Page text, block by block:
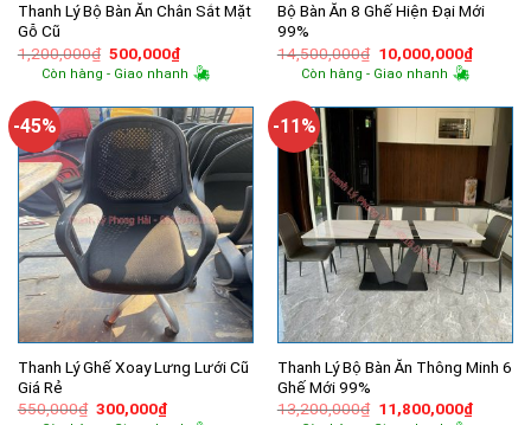
Thanh Lý Bộ Bàn Ăn Chân Sắt Mặt
Gỗ Cũ
1,200,000₫ Giá
gốc
là:
500,000₫Giá
hiện
tại
500,000₫.
Còn hàng - Giao nhanh
Bộ Bàn Ăn 8 Ghế Hiện Đại Mới
99%
14,500,000₫ Giá
gốc
là:
10,000,000₫Giá
hiện
Còn hàng - Giao nhanh
-45%
Thanh Lý Ghế Xoay Lưng Lưới Cũ
Giá Rẻ
550,000₫ Giá
300,000₫Giá
-11%
Thanh Lý Bộ Bàn Ăn Thông Minh 6
Ghế Mới 99%
13,200,000₫ Giá
11,800,000₫Giá